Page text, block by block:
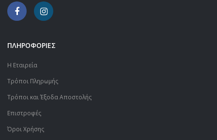
ΠΛΗΡΟΦΟΡΙΕΣ
Η Εταιρεία
Τρόποι Πληρωμής
Τρόποι και Έξοδα Αποστολής
Επιστροφές
Όροι Χρήσης